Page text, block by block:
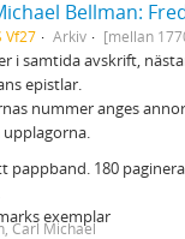
Vf27 Arkiv [mellan
i samtida avskrift,
epistlar.
nummer anges
pappband. 180
exemplar
Carl Michael